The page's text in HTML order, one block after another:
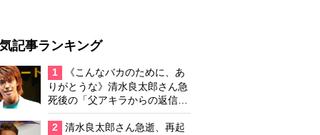
記事ランキング
1
《こんなバカのために、あ
りがとうな》清水良太郎さん急
死後の「父アキラからの返信」
布施辰徳が涙で明かす「順番が
違う」
2
清水良太郎さん急逝、再起